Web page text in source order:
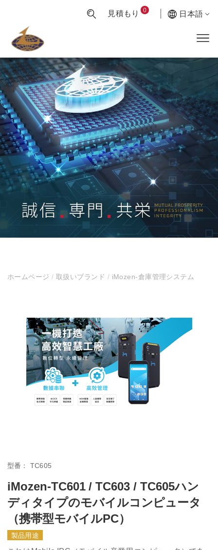
見積もり 0 日本語
ホームページ/ 取扱いブランド / iMozen-倉庫管理システム
型番： TC605
iMozen-TC601 / TC603 / TC605ハン
ディタイプのモバイルコンピュータ
（携帯型モバイルPC）
製品用途